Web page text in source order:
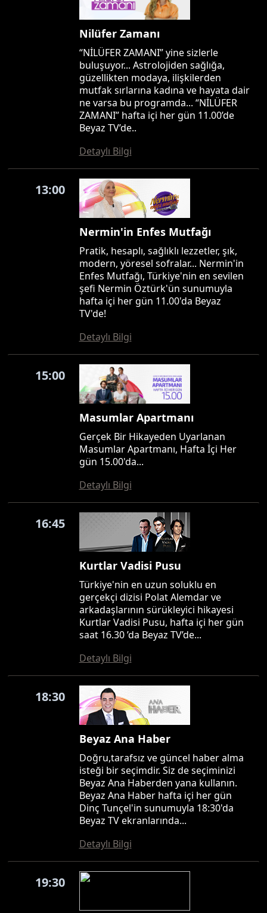
Nilüfer Zamanı
“NİLÜFER ZAMANI” yine sizlerle
buluşuyor... Astrolojiden sağlığa,
güzellikten modaya, ilişkilerden
mutfak sırlarına kadına ve hayata dair
ne varsa bu programda... “NİLÜFER
ZAMANI” hafta içi her gün 11.00’de
Beyaz TV’de..
Detaylı Bilgi
13:00
Nermin'in Enfes Mutfağı
Pratik, hesaplı, sağlıklı lezzetler, şık,
modern, yöresel sofralar... Nermin'in
Enfes Mutfağı, Türkiye'nin en sevilen
şefi Nermin Öztürk'ün sunumuyla
hafta içi her gün 11.00'da Beyaz
TV'de!
Detaylı Bilgi
15:00
Masumlar Apartmanı
Gerçek Bir Hikayeden Uyarlanan
Masumlar Apartmanı, Hafta İçi Her
gün 15.00'da...
Detaylı Bilgi
16:45
Kurtlar Vadisi Pusu
Türkiye'nin en uzun soluklu en
gerçekçi dizisi Polat Alemdar ve
arkadaşlarının sürükleyici hikayesi
Kurtlar Vadisi Pusu, hafta içi her gün
saat 16.30 ’da Beyaz TV’de...
Detaylı Bilgi
18:30
Beyaz Ana Haber
Doğru,tarafsız ve güncel haber alma
isteği bir seçimdir. Siz de seçiminizi
Beyaz Ana Haberden yana kullanın.
Beyaz Ana Haber hafta içi her gün
Dinç Tunçel'in sunumuyla 18:30'da
Beyaz TV ekranlarında...
Detaylı Bilgi
19:30